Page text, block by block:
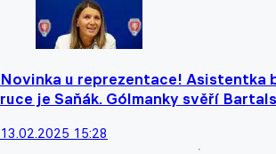
Novinka u reprezentace! Asistentka
ruce je Saňák. Gólmanky svěří
13.02.2025 15:28